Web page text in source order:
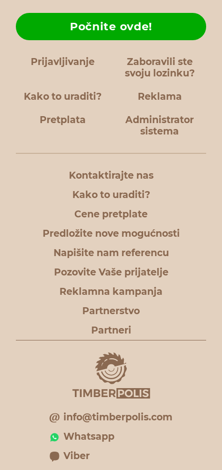
Prijavljivanje
Zaboravili ste
svoju lozinku?
Kako to uraditi?
Počnite ovde!
Reklama
Pretplata
Administrator
sistema
Kontaktirajte nas
Kako to uraditi?
Cene pretplate
Predložite nove mogućnosti
Napišite nam referencu
Pozovite Vaše prijatelje
Reklamna kampanja
Partnerstvo
Partneri
info@timberpolis.com
Whatsapp
Viber